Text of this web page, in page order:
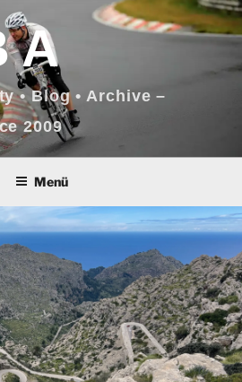
• Blog • Archive –
2009
Menü